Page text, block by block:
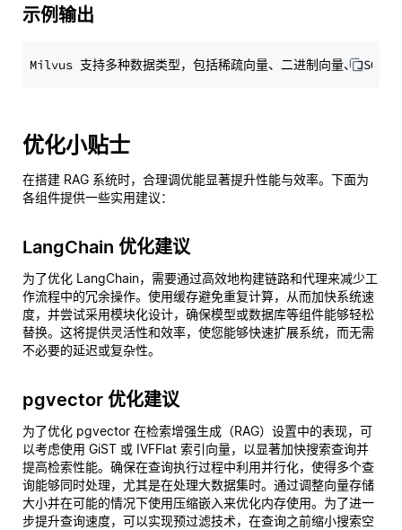
示例输出
优化小贴士
在搭建 RAG 系统时，合理调优能显著提升性能与效率。下面为
各组件提供一些实用建议：
LangChain 优化建议
为了优化 LangChain，需要通过高效地构建链路和代理来减少工
作流程中的冗余操作。使用缓存避免重复计算，从而加快系统速
度，并尝试采用模块化设计，确保模型或数据库等组件能够轻松
替换。这将提供灵活性和效率，使您能够快速扩展系统，而无需
不必要的延迟或复杂性。
pgvector 优化建议
为了优化 pgvector 在检索增强生成（RAG）设置中的表现，可
以考虑使用 GiST 或 IVFFlat 索引向量，以显著加快搜索查询并
提高检索性能。确保在查询执行过程中利用并行化，使得多个查
询能够同时处理，尤其是在处理大数据集时。通过调整向量存储
大小并在可能的情况下使用压缩嵌入来优化内存使用。为了进一
步提升查询速度，可以实现预过滤技术，在查询之前缩小搜索空